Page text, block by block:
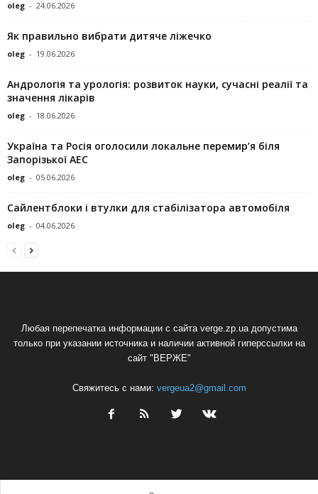
oleg - 24.06.2026
Як правильно вибрати дитяче ліжечко
oleg - 19.06.2026
Андрологія та урологія: розвиток науки, сучасні реалії та
значення лікарів
oleg - 18.06.2026
Україна та Росія оголосили локальне перемир’я біля
Запорізької АЕС
oleg - 05.06.2026
Сайлентблоки і втулки для стабілізатора автомобіля
oleg - 04.06.2026
Любая перепечатка информации с сайта verge.zp.ua допустима
только при указании источника и наличии активной гиперссылки на
сайт "ВЕРЖЕ"
Свяжитесь с нами: vergeua2@gmail.com